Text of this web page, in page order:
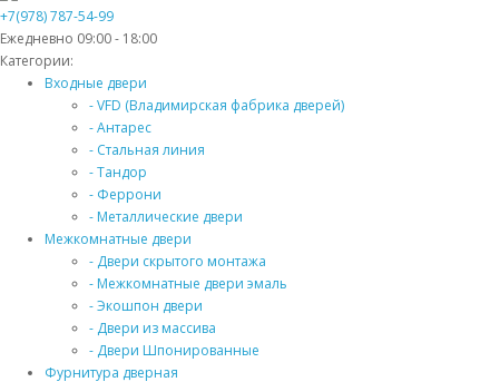
+7(978) 787-54-99
Ежедневно 09:00 - 18:00
Категории:
Входные двери
- VFD (Владимирская фабрика дверей)
- Антарес
- Стальная линия
- Тандор
- Феррони
- Металлические двери
Межкомнатные двери
- Двери скрытого монтажа
- Межкомнатные двери эмаль
- Экошпон двери
- Двери из массива
- Двери Шпонированные
Фурнитура дверная